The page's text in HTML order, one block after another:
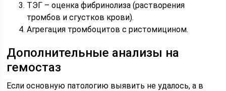
ТЭГ – оценка фибринолиза (растворения
тромбов и сгустков крови).
Агрегация тромбоцитов с ристомицином.
Дополнительные анализы на
гемостаз
Если основную патологию выявить не удалось, а в